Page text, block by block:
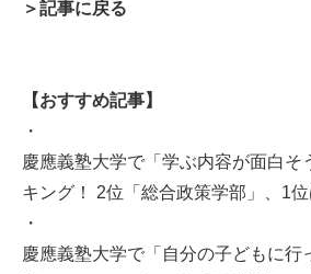
＞記事に戻る
【おすすめ記事】
・
慶應義塾大学で「学ぶ内容が面白そ
キング！ 2位「総合政策学部」、1位
・
慶應義塾大学で「自分の子どもに行